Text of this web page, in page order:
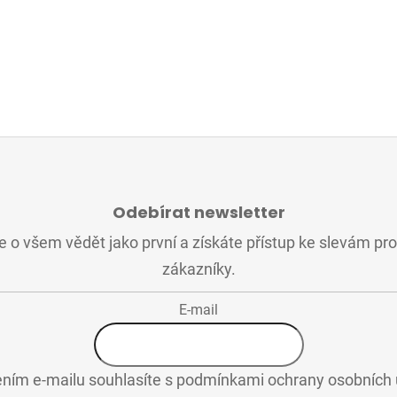
Odebírat newsletter
o všem vědět jako první a získáte přístup ke slevám
zákazníky.
E-mail
e-mailu souhlasíte s podmínkami ochrany osobních